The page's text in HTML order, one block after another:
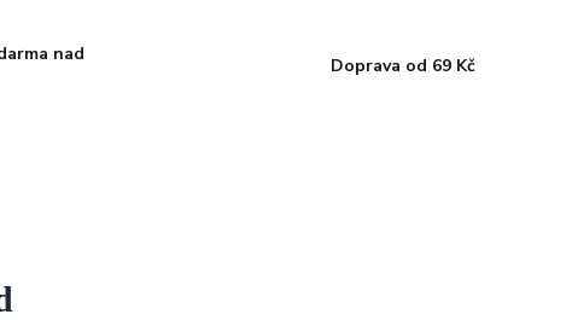
nad
Doprava od 69 Kč